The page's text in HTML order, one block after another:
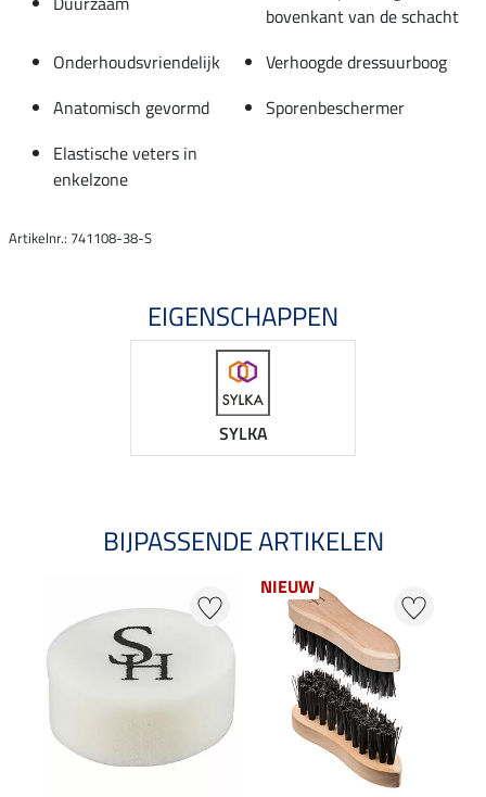
bovenkant van de schacht
Onderhoudsvriendelijk
Verhoogde dressuurboog
Anatomisch gevormd
Sporenbeschermer
Elastische veters in
enkelzone
Artikelnr.: 741108-38-S
EIGENSCHAPPEN
SYLKA
BIJPASSENDE ARTIKELEN
NIEUW